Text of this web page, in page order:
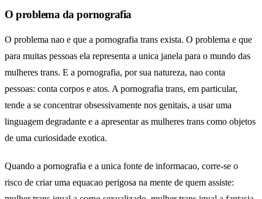
O problema da pornografia
O problema nao e que a pornografia trans exista. O problema e que
para muitas pessoas ela representa a unica janela para o mundo das
mulheres trans. E a pornografia, por sua natureza, nao conta
pessoas: conta corpos e atos. A pornografia trans, em particular,
tende a se concentrar obsessivamente nos genitais, a usar uma
linguagem degradante e a apresentar as mulheres trans como objetos
de uma curiosidade exotica.
Quando a pornografia e a unica fonte de informacao, corre-se o
risco de criar uma equacao perigosa na mente de quem assiste: